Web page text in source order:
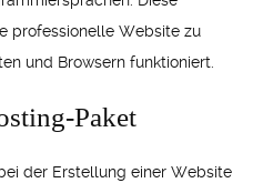
professionelle Website zu
und Browsern funktioniert.
Paket
der Erstellung einer Website